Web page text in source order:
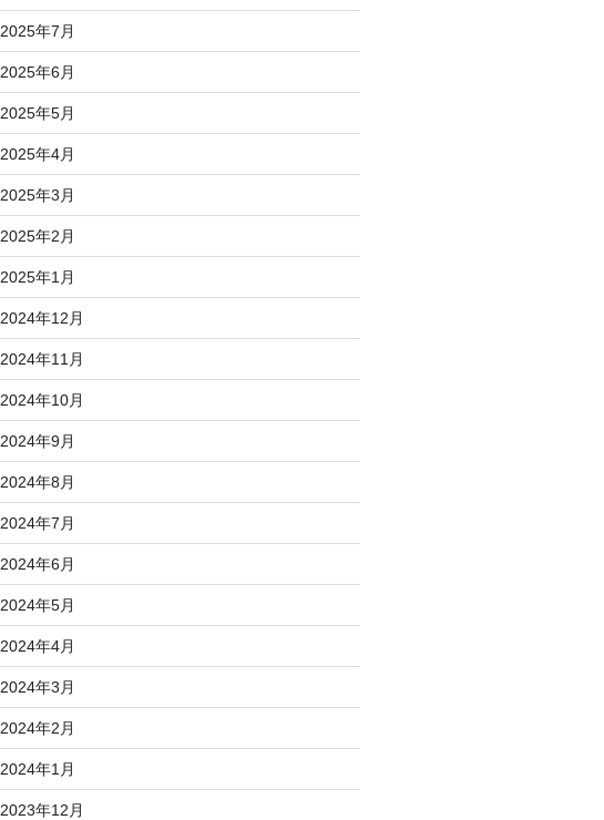
2025年7月
2025年6月
2025年5月
2025年4月
2025年3月
2025年2月
2025年1月
2024年12月
2024年11月
2024年10月
2024年9月
2024年8月
2024年7月
2024年6月
2024年5月
2024年4月
2024年3月
2024年2月
2024年1月
2023年12月